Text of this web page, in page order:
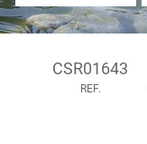
CSR01643
REF.